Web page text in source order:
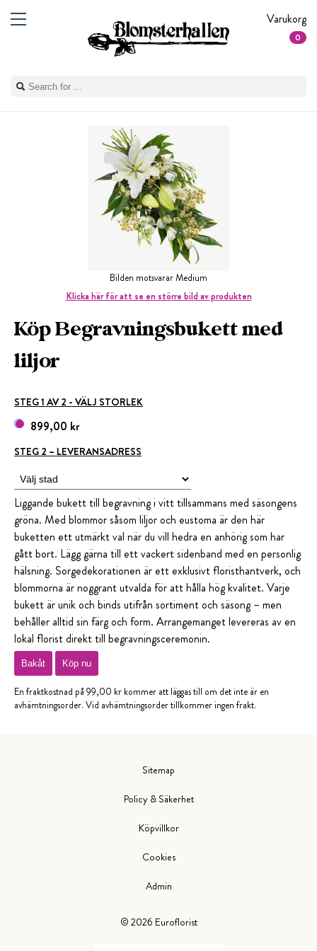
Varukorg
0
Bilden motsvarar Medium
Klicka här för att se en större bild av produkten
Köp Begravningsbukett med
liljor
STEG 1 AV 2 - VÄLJ STORLEK
899,00 kr
STEG 2 – LEVERANSADRESS
Liggande bukett till begravning i vitt tillsammans med säsongens
gröna. Med blommor såsom liljor och eustoma är den här
buketten ett utmärkt val när du vill hedra en anhörig som har
gått bort. Lägg gärna till ett vackert sidenband med en personlig
hälsning. Sorgedekorationen är ett exklusivt floristhantverk, och
blommorna är noggrant utvalda för att hålla hög kvalitet. Varje
bukett är unik och binds utifrån sortiment och säsong – men
behåller alltid sin färg och form. Arrangemanget levereras av en
lokal florist direkt till begravningsceremonin.
Bakåt Köp nu
En fraktkostnad på 99,00 kr kommer att läggas till om det inte är en
avhämtningsorder. Vid avhämtningsorder tillkommer ingen frakt.
© 2026 Euroflorist
Sitemap
Policy & Säkerhet
Köpvillkor
Cookies
Admin